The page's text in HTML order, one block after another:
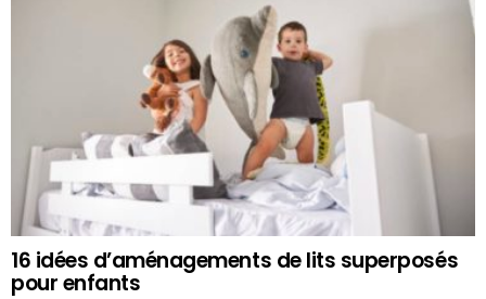
16 idées d’aménagements de lits superposés
pour enfants